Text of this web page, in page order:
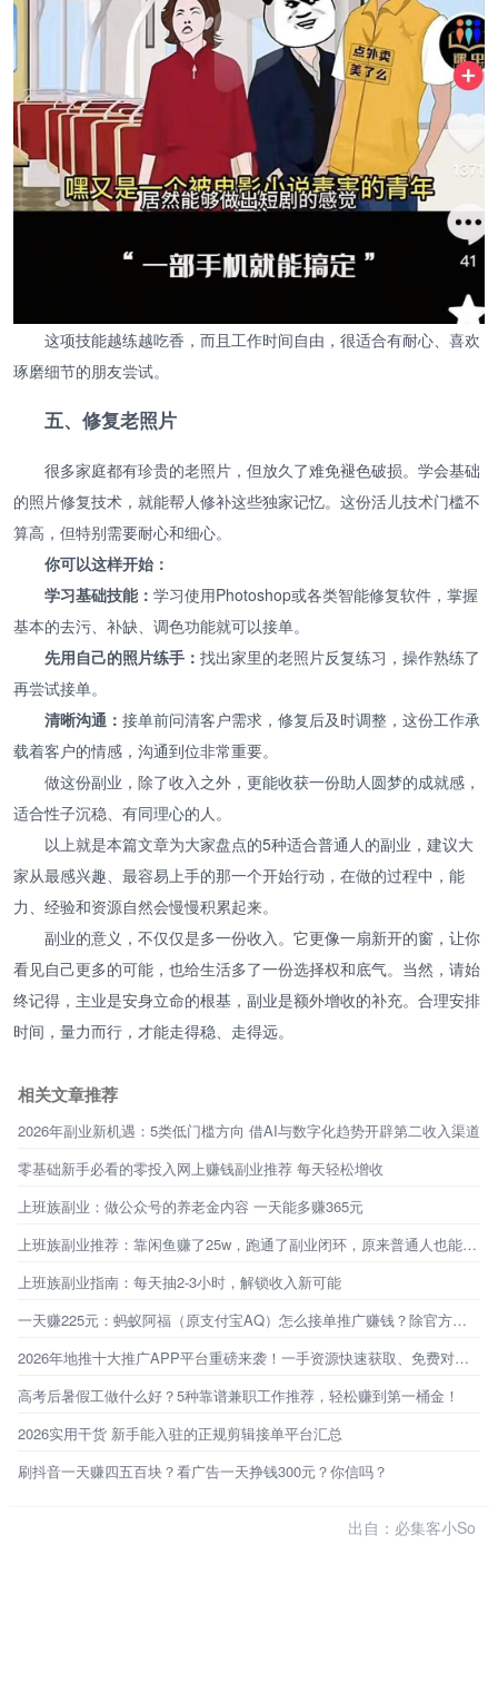
这项技能越练越吃香，而且工作时间自由，很适合有耐心、喜欢
琢磨细节的朋友尝试。
五、修复老照片
很多家庭都有珍贵的老照片，但放久了难免褪色破损。学会基础
的照片修复技术，就能帮人修补这些独家记忆。这份活儿技术门槛不
算高，但特别需要耐心和细心。
你可以这样开始：
学习基础技能： 学习使用Photoshop或各类智能修复软件，掌握
基本的去污、补缺、调色功能就可以接单。
先用自己的照片练手： 找出家里的老照片反复练习，操作熟练了
再尝试接单。
清晰沟通： 接单前问清客户需求，修复后及时调整，这份工作承
载着客户的情感，沟通到位非常重要。
做这份副业，除了收入之外，更能收获一份助人圆梦的成就感，
适合性子沉稳、有同理心的人。
以上就是本篇文章为大家盘点的5种适合普通人的副业，建议大
家从最感兴趣、最容易上手的那一个开始行动，在做的过程中，能
力、经验和资源自然会慢慢积累起来。
副业的意义，不仅仅是多一份收入。它更像一扇新开的窗，让你
看见自己更多的可能，也给生活多了一份选择权和底气。当然，请始
终记得，主业是安身立命的根基，副业是额外增收的补充。合理安排
时间，量力而行，才能走得稳、走得远。
相关文章推荐
2026年副业新机遇：5类低门槛方向 借AI与数字化趋势开辟第二收入渠道
零基础新手必看的零投入网上赚钱副业推荐 每天轻松增收
上班族副业：做公众号的养老金内容 一天能多赚365元
上班族副业推荐：靠闲鱼赚了25w，跑通了副业闭环，原来普通人也能不靠工资生活
上班族副业指南：每天抽2-3小时，解锁收入新可能
一天赚225元：蚂蚁阿福（原支付宝AQ）怎么接单推广赚钱？除官方定向邀约外，还有必集客！
2026年地推十大推广APP平台重磅来袭！一手资源快速获取、免费对接！
高考后暑假工做什么好？5种靠谱兼职工作推荐，轻松赚到第一桶金！
2026实用干货 新手能入驻的正规剪辑接单平台汇总
刷抖音一天赚四五百块？看广告一天挣钱300元？你信吗？
出自：必集客小So